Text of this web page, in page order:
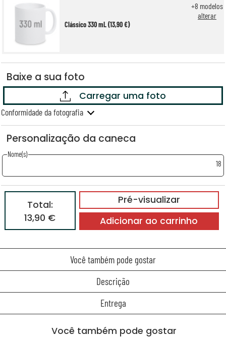
Clássico 330 mL (13,90 €)
+8 modelos
alterar
Baixe a sua foto
Carregar uma foto
Conformidade da fotografia
Personalização da caneca
Nome(s)
18
Pré-visualizar
Total:
13,90 €
Adicionar ao carrinho
Você também pode gostar
Descrição
Entrega
Você também pode gostar